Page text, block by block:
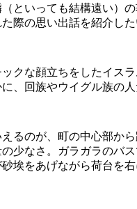
といっても結構遠い）
際の思い出話を紹介した
クな顔立ちをしたイス
、回族やウイグル族の
るのが、町の中心部か
少なさ。ガラガラのバ
埃をあげながら荷台を